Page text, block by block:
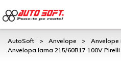
AutoSoft > Anvelope > Anvelope
Anvelopa Iarna 215/60R17 100V